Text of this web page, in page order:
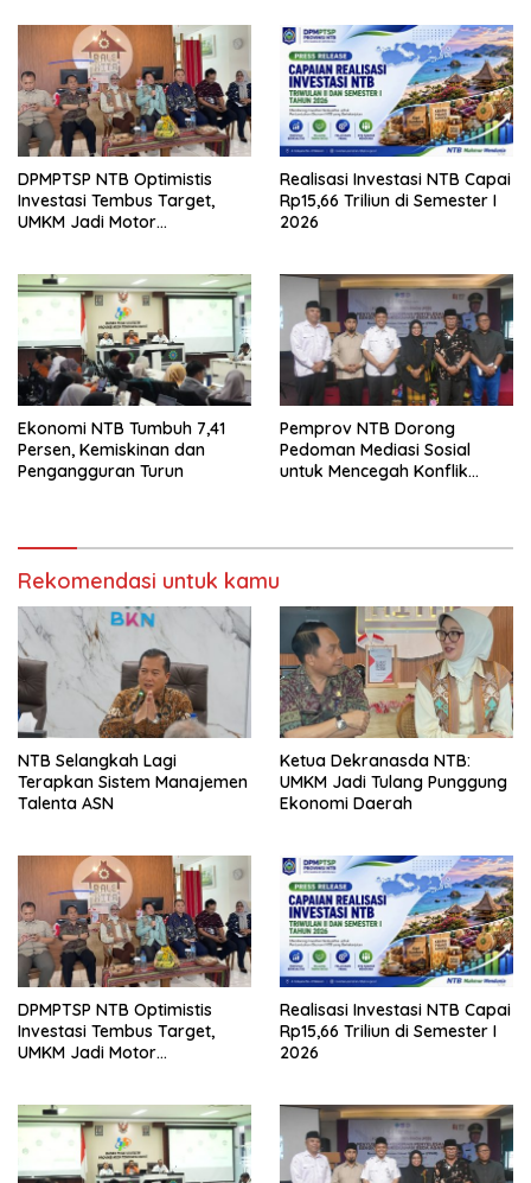
DPMPTSP NTB Optimistis
Investasi Tembus Target,
UMKM Jadi Motor
Realisasi Investasi NTB Capai
Rp15,66 Triliun di Semester I
2026
Ekonomi NTB Tumbuh 7,41
Persen, Kemiskinan dan
Pengangguran Turun
Pemprov NTB Dorong
Pedoman Mediasi Sosial
untuk Mencegah Konflik
Rekomendasi untuk kamu
NTB Selangkah Lagi
Terapkan Sistem Manajemen
Talenta ASN
Ketua Dekranasda NTB:
UMKM Jadi Tulang Punggung
Ekonomi Daerah
DPMPTSP NTB Optimistis
Investasi Tembus Target,
UMKM Jadi Motor
Realisasi Investasi NTB Capai
Rp15,66 Triliun di Semester I
2026